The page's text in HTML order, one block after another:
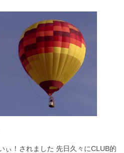
ぃ！されました 先日久々にCLUB的